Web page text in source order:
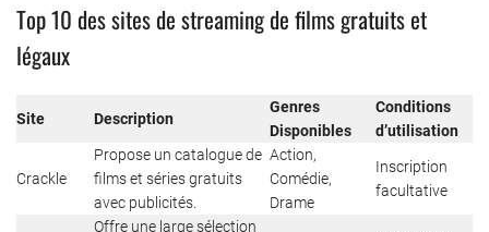
Top 10 des sites de streaming de films gratuits et
légaux
Site Description
Genres
Disponibles
Conditions
d’utilisation
Crackle
Propose un catalogue de
films et séries gratuits
avec publicités.
Action,
Comédie,
Drame
Inscription
facultative
Offre une large sélection